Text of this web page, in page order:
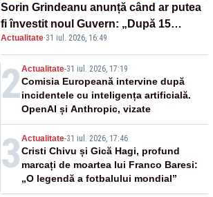
Sorin Grindeanu anunță când ar putea
fi învestit noul Guvern: „După 15
august sunt șanse mai mari”
Actualitate·31 iul. 2026, 16:49
2Actualitate-31 iul. 2026, 17:19
Comisia Europeană intervine după
incidentele cu inteligența artificială.
OpenAI și Anthropic, vizate
3 Actualitate-31 iul. 2026, 17:46
Cristi Chivu și Gică Hagi, profund
marcați de moartea lui Franco Baresi:
„O legendă a fotbalului mondial”